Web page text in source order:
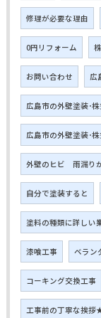
修理が必要な理由
0円リフォーム
お問い合わせ 広
広島市の外壁塗装･
広島市の外壁塗装･
外壁のヒビ 雨漏り
自分で塗装すると
塗料の種類に詳しい
漆喰工事 ベラン
コーキング交換工事
工事前の丁寧な挨拶